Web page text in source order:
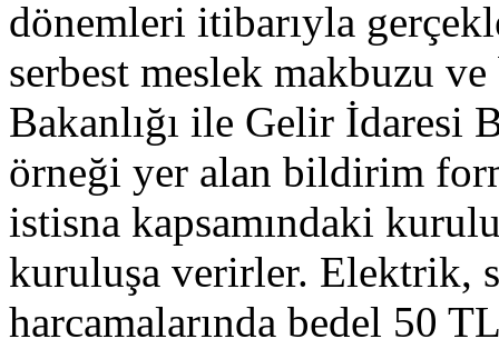
dönemleri itibarıyla
serbest meslek makbuzu
Bakanlığı ile Gelir İdaresi
örneği yer alan bildirim
istisna kapsamındaki
kuruluşa verirler. Elektrik,
harcamalarında bedel 50